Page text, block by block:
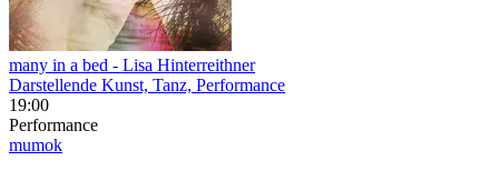
many in a bed - Lisa Hinterreithner
Darstellende Kunst, Tanz, Performance
19:00
Performance
mumok